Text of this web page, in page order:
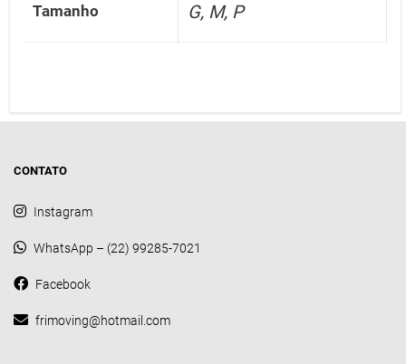
Tamanho G, M, P
CONTATO
Instagram
WhatsApp – (22) 99285-7021
Facebook
frimoving@hotmail.com